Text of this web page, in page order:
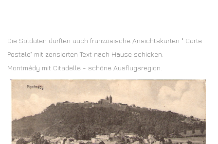
Die Soldaten durften auch französische Ansichtskarten " Carte
Postale" mit zensierten Text nach Hause schicken.
Montmédy mit Citadelle - schöne Ausflugsregion.